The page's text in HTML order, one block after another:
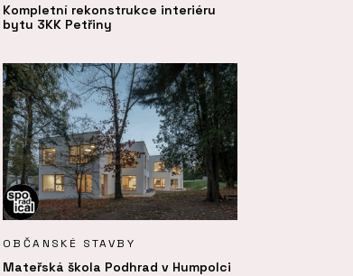
Kompletní rekonstrukce interiéru
bytu 3KK Petřiny
OBČANSKÉ STAVBY
Mateřská škola Podhrad v Humpolci